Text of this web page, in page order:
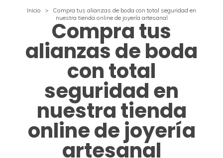
Inicio >
Compra tus alianzas de boda con total seguridad en
nuestra tienda online de joyería artesanal
Compra tus
alianzas de boda
con total
seguridad en
nuestra tienda
online de joyería
artesanal